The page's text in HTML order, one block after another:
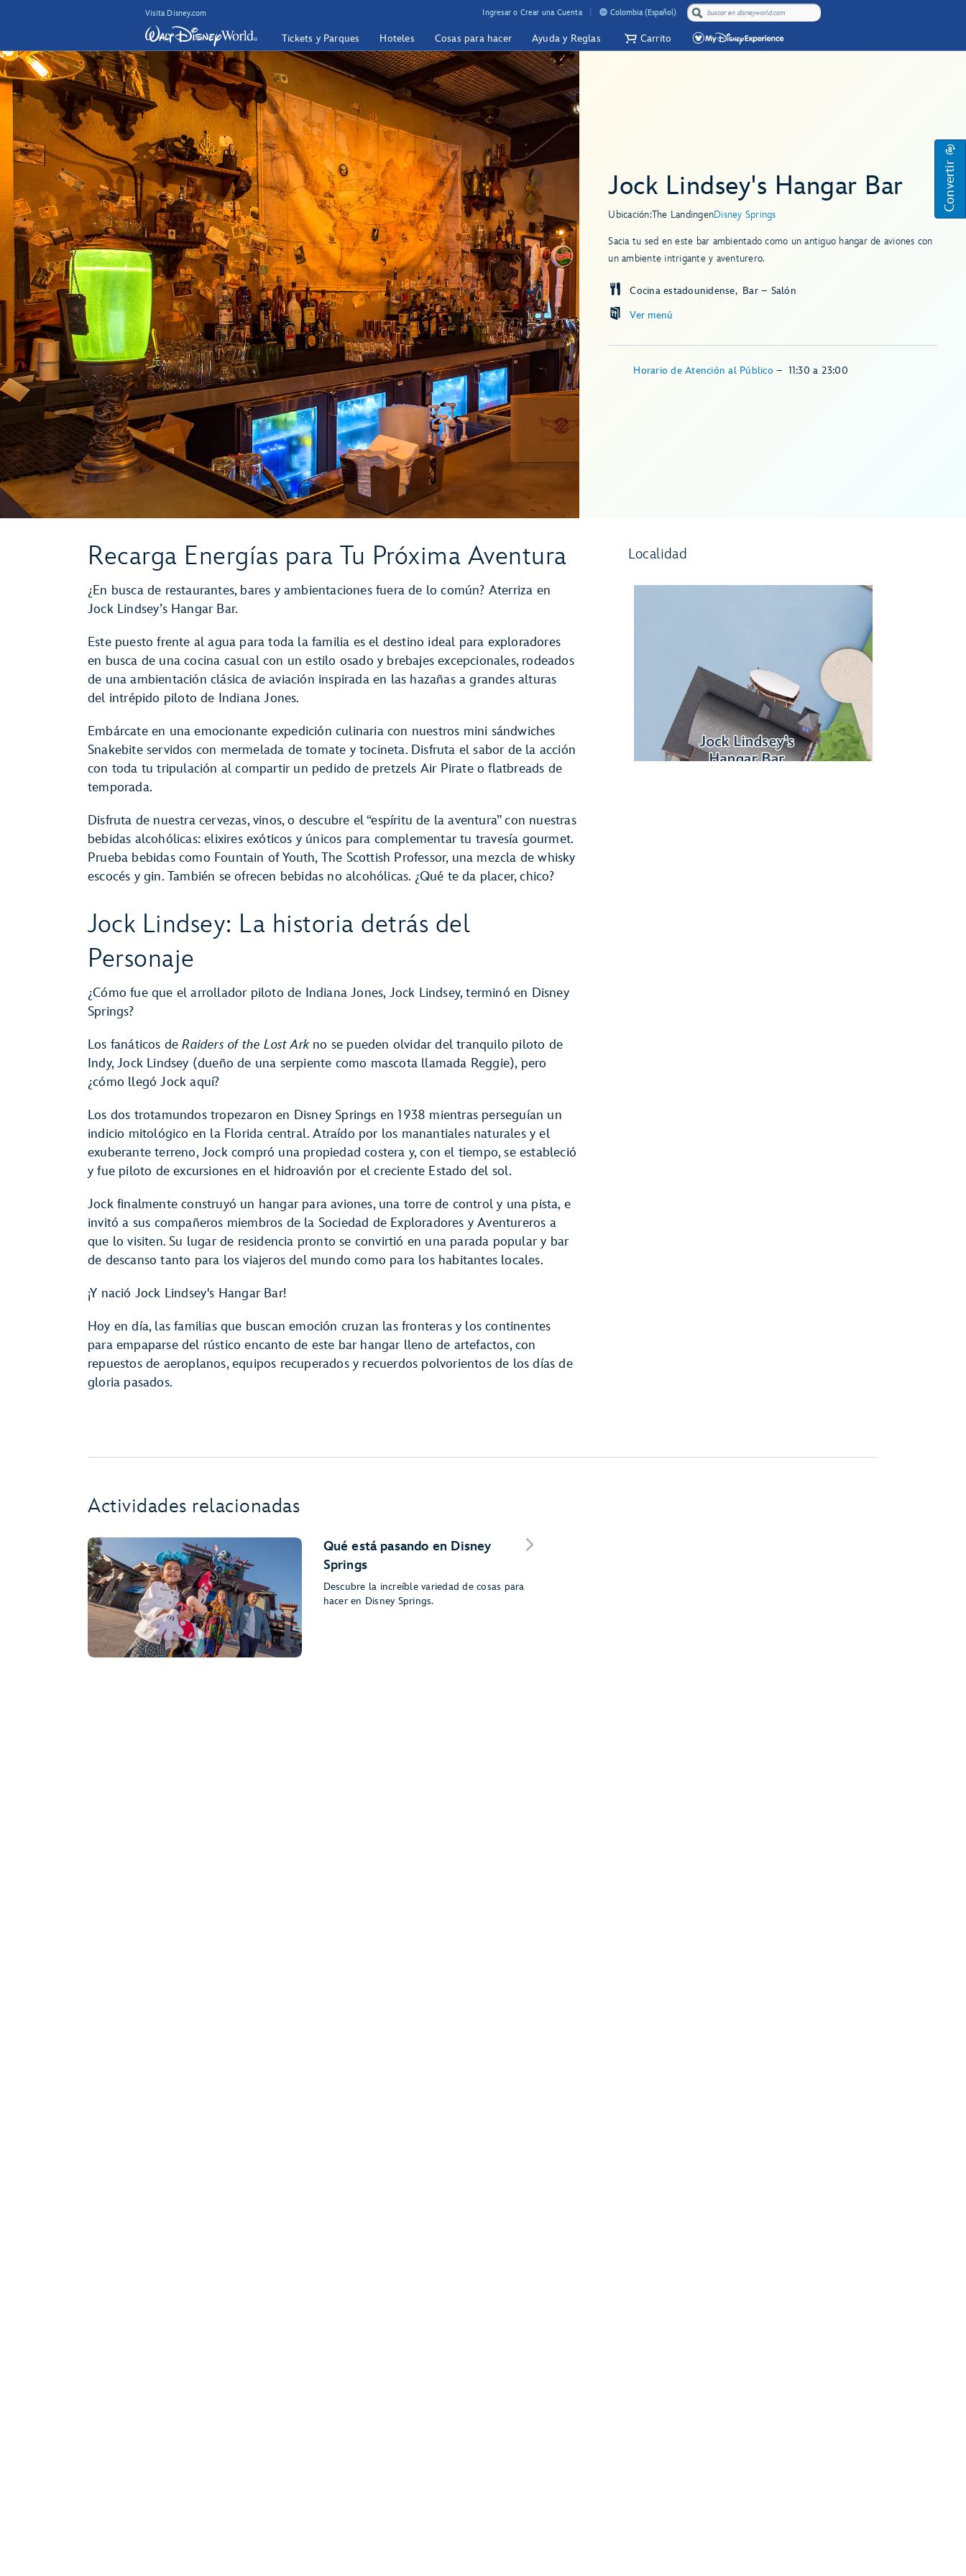
Visita Disney.com Ingresar o Crear una Cuenta Colombia (Español)
Tickets y Parques Hoteles Cosas para hacer Ayuda y Reglas Carrito
Convertir
Jock Lindsey's Hangar Bar
Ubicación:The LandingenDisney Springs
Sacia tu sed en este bar ambientado como un antiguo hangar de aviones con
un ambiente intrigante y aventurero.
Ver menú
Cocina estadounidense Bar – Salón
Horario de Atención al Público– 11:30 a 23:00
Recarga Energías para Tu Próxima Aventura
¿En busca de restaurantes, bares y ambientaciones fuera de lo común? Aterriza en
Jock Lindsey’s Hangar Bar.
Este puesto frente al agua para toda la familia es el destino ideal para exploradores
en busca de una cocina casual con un estilo osado y brebajes excepcionales, rodeados
de una ambientación clásica de aviación inspirada en las hazañas a grandes alturas
del intrépido piloto de Indiana Jones.
Embárcate en una emocionante expedición culinaria con nuestros mini sándwiches
Snakebite servidos con mermelada de tomate y tocineta. Disfruta el sabor de la acción
con toda tu tripulación al compartir un pedido de pretzels Air Pirate o flatbreads de
temporada.
Disfruta de nuestra cervezas, vinos, o descubre el “espíritu de la aventura” con nuestras
bebidas alcohólicas: elixires exóticos y únicos para complementar tu travesía gourmet.
Prueba bebidas como Fountain of Youth, The Scottish Professor, una mezcla de whisky
escocés y gin. También se ofrecen bebidas no alcohólicas. ¿Qué te da placer, chico?
Jock Lindsey: La historia detrás del
Personaje
¿Cómo fue que el arrollador piloto de Indiana Jones, Jock Lindsey, terminó en Disney
Springs?
Los fanáticos deRaiders of the Lost Ark no se pueden olvidar del tranquilo piloto de
Indy, Jock Lindsey (dueño de una serpiente como mascota llamada Reggie), pero
¿cómo llegó Jock aquí?
Los dos trotamundos tropezaron en Disney Springs en 1938 mientras perseguían un
indicio mitológico en la Florida central. Atraído por los manantiales naturales y el
exuberante terreno, Jock compró una propiedad costera y, con el tiempo, se estableció
y fue piloto de excursiones en el hidroavión por el creciente Estado del sol.
Jock finalmente construyó un hangar para aviones, una torre de control y una pista, e
invitó a sus compañeros miembros de la Sociedad de Exploradores y Aventureros a
que lo visiten. Su lugar de residencia pronto se convirtió en una parada popular y bar
de descanso tanto para los viajeros del mundo como para los habitantes locales.
¡Y nació Jock Lindsey's Hangar Bar!
Hoy en día, las familias que buscan emoción cruzan las fronteras y los continentes
para empaparse del rústico encanto de este bar hangar lleno de artefactos, con
repuestos de aeroplanos, equipos recuperados y recuerdos polvorientos de los días de
gloria pasados.
Localidad
Actividades relacionadas
Qué está pasando en Disney
Springs
Descubre la increíble variedad de cosas para
hacer en Disney Springs.